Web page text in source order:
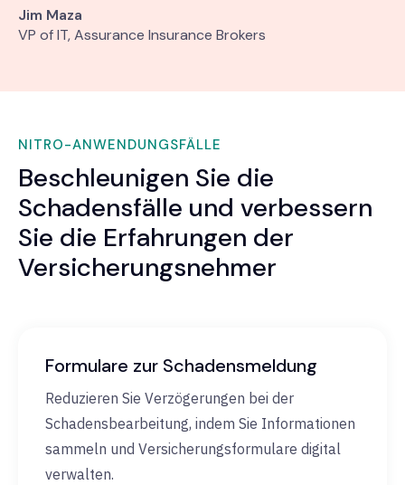
Jim Maza
VP of IT, Assurance Insurance Brokers
NITRO-ANWENDUNGSFÄLLE
Beschleunigen Sie die
Schadensfälle und verbessern
Sie die Erfahrungen der
Versicherungsnehmer
Formulare zur Schadensmeldung
Reduzieren Sie Verzögerungen bei der
Schadensbearbeitung, indem Sie Informationen
sammeln und Versicherungsformulare digital
verwalten.